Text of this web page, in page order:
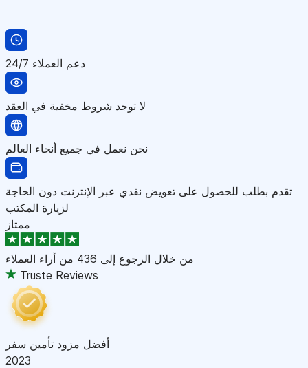
دعم العملاء 24/7
لا توجد شروط مخفية في العقد
نحن نعمل في جميع أنحاء العالم
تقدم بطلب للحصول على تعويض نقدي عبر الإنترنت دون الحاجة
لزيارة المكتب
ممتاز
من خلال الرجوع إلى 436 من أراء العملاء
Truste Reviews
أفضل مزود تأمين سفر
2023